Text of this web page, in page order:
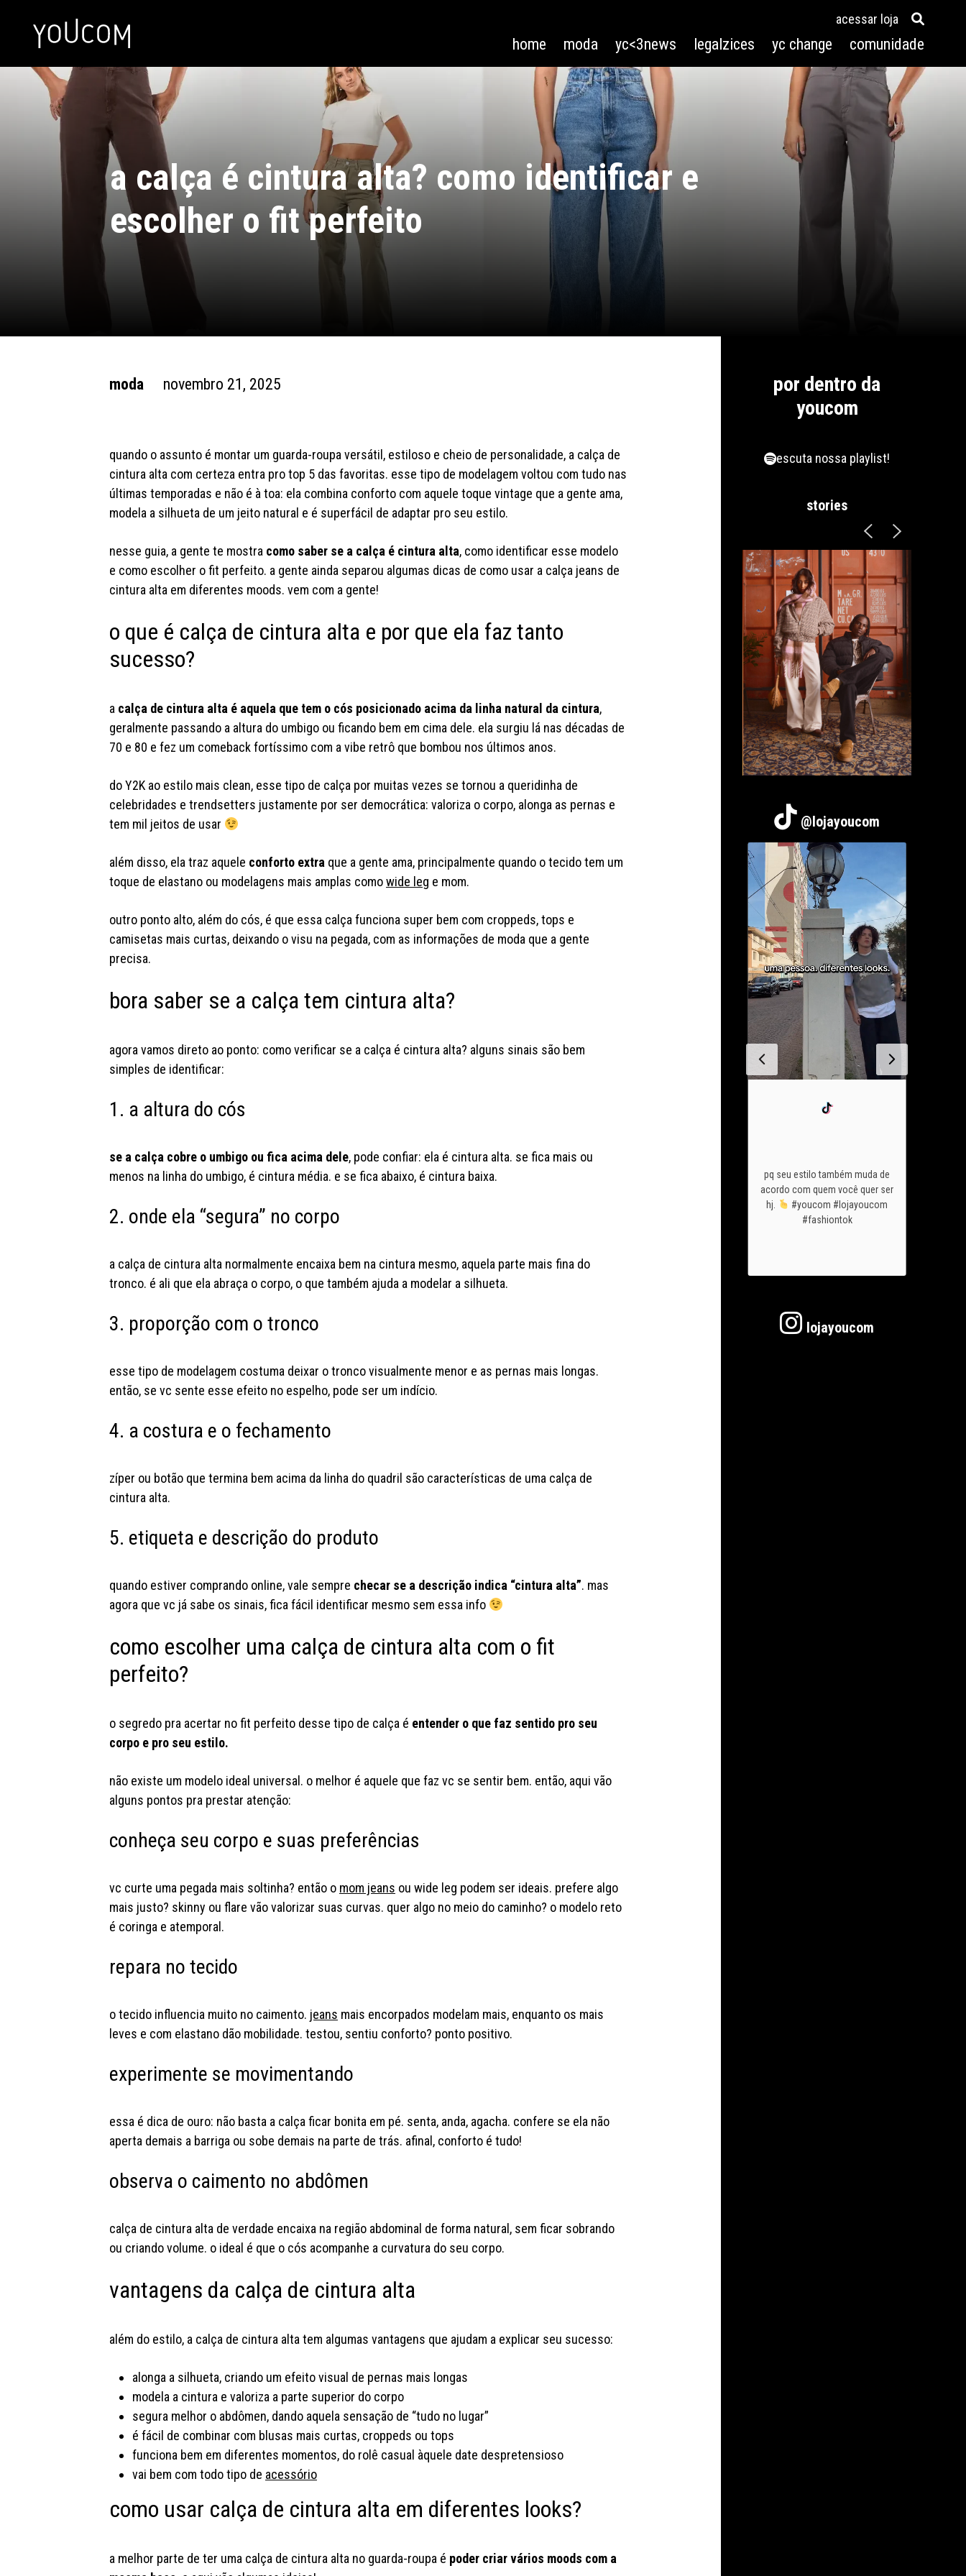
home moda yc<3news legalzices yc change comunidade
acessar loja
a calça é cintura alta? como identificar e
escolher o fit perfeito
moda novembro 21, 2025
quando o assunto é montar um guarda-roupa versátil, estiloso e cheio de personalidade, a calça de
cintura alta com certeza entra pro top 5 das favoritas. esse tipo de modelagem voltou com tudo nas
últimas temporadas e não é à toa: ela combina conforto com aquele toque vintage que a gente ama,
modela a silhueta de um jeito natural e é superfácil de adaptar pro seu estilo.
nesse guia, a gente te mostra como saber se a calça é cintura alta, como identificar esse modelo
e como escolher o fit perfeito. a gente ainda separou algumas dicas de como usar a calça jeans de
cintura alta em diferentes moods. vem com a gente!
o que é calça de cintura alta e por que ela faz tanto
sucesso?
a calça de cintura alta é aquela que tem o cós posicionado acima da linha natural da cintura,
geralmente passando a altura do umbigo ou ficando bem em cima dele. ela surgiu lá nas décadas de
70 e 80 e fez um comeback fortíssimo com a vibe retrô que bombou nos últimos anos.
do Y2K ao estilo mais clean, esse tipo de calça por muitas vezes se tornou a queridinha de
celebridades e trendsetters justamente por ser democrática: valoriza o corpo, alonga as pernas e
tem mil jeitos de usar
além disso, ela traz aquele conforto extra que a gente ama, principalmente quando o tecido tem um
toque de elastano ou modelagens mais amplas comowide leg e mom.
outro ponto alto, além do cós, é que essa calça funciona super bem com croppeds, tops e
camisetas mais curtas, deixando o visu na pegada, com as informações de moda que a gente
precisa.
bora saber se a calça tem cintura alta?
agora vamos direto ao ponto: como verificar se a calça é cintura alta? alguns sinais são bem
simples de identificar:
1. a altura do cós
se a calça cobre o umbigo ou fica acima dele, pode confiar: ela é cintura alta. se fica mais ou
menos na linha do umbigo, é cintura média. e se fica abaixo, é cintura baixa.
2. onde ela “segura” no corpo
a calça de cintura alta normalmente encaixa bem na cintura mesmo, aquela parte mais fina do
tronco. é ali que ela abraça o corpo, o que também ajuda a modelar a silhueta.
3. proporção com o tronco
esse tipo de modelagem costuma deixar o tronco visualmente menor e as pernas mais longas.
então, se vc sente esse efeito no espelho, pode ser um indício.
4. a costura e o fechamento
zíper ou botão que termina bem acima da linha do quadril são características de uma calça de
cintura alta.
5. etiqueta e descrição do produto
quando estiver comprando online, vale sempre checar se a descrição indica “cintura alta”. mas
agora que vc já sabe os sinais, fica fácil identificar mesmo sem essa info
como escolher uma calça de cintura alta com o fit
perfeito?
o segredo pra acertar no fit perfeito desse tipo de calça é entender o que faz sentido pro seu
corpo e pro seu estilo.
não existe um modelo ideal universal. o melhor é aquele que faz vc se sentir bem. então, aqui vão
alguns pontos pra prestar atenção:
conheça seu corpo e suas preferências
vc curte uma pegada mais soltinha? então o mom jeans ou wide leg podem ser ideais. prefere algo
mais justo? skinny ou flare vão valorizar suas curvas. quer algo no meio do caminho? o modelo reto
é coringa e atemporal.
repara no tecido
o tecido influencia muito no caimento. jeans mais encorpados modelam mais, enquanto os mais
leves e com elastano dão mobilidade. testou, sentiu conforto? ponto positivo.
experimente se movimentando
essa é dica de ouro: não basta a calça ficar bonita em pé. senta, anda, agacha. confere se ela não
aperta demais a barriga ou sobe demais na parte de trás. afinal, conforto é tudo!
observa o caimento no abdômen
calça de cintura alta de verdade encaixa na região abdominal de forma natural, sem ficar sobrando
ou criando volume. o ideal é que o cós acompanhe a curvatura do seu corpo.
vantagens da calça de cintura alta
além do estilo, a calça de cintura alta tem algumas vantagens que ajudam a explicar seu sucesso:
alonga a silhueta, criando um efeito visual de pernas mais longas
modela a cintura e valoriza a parte superior do corpo
segura melhor o abdômen, dando aquela sensação de “tudo no lugar”
é fácil de combinar com blusas mais curtas, croppeds ou tops
funciona bem em diferentes momentos, do rolê casual àquele date despretensioso
vai bem com todo tipo de acessório
como usar calça de cintura alta em diferentes looks?
a melhor parte de ter uma calça de cintura alta no guarda-roupa é poder criar vários moods com a
por dentro da
youcom
escuta nossa playlist!
stories
@lojayoucom
quem foi, viu! e quem não foi já
aberta e cheia de novidades
pq seu estilo também muda de
acordo com quem você quer ser
hj.
#youcom #lojayoucom
#fashiontok
lojayoucom